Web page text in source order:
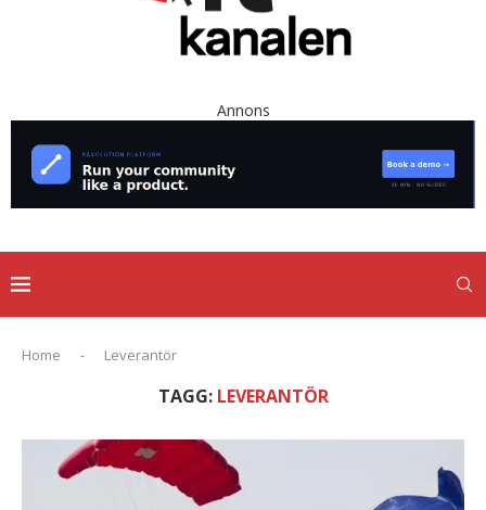
Annons
Home - Leverantör
TAGG: LEVERANTÖR